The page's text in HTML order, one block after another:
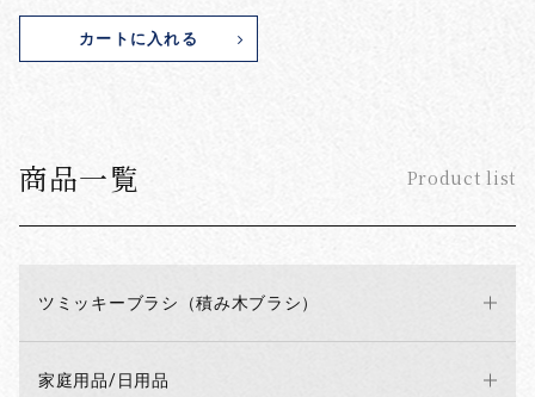
商品一覧 Product list
ツミッキーブラシ（積み木ブラシ）
家庭用品/日用品
カートに入れる